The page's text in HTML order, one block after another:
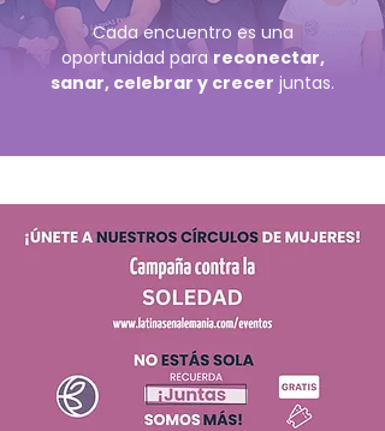
Cada encuentro es una
oportunidad parareconectar,
sanar, celebrar y crecer juntas.